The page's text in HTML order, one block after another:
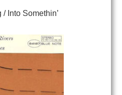
Into Somethin’